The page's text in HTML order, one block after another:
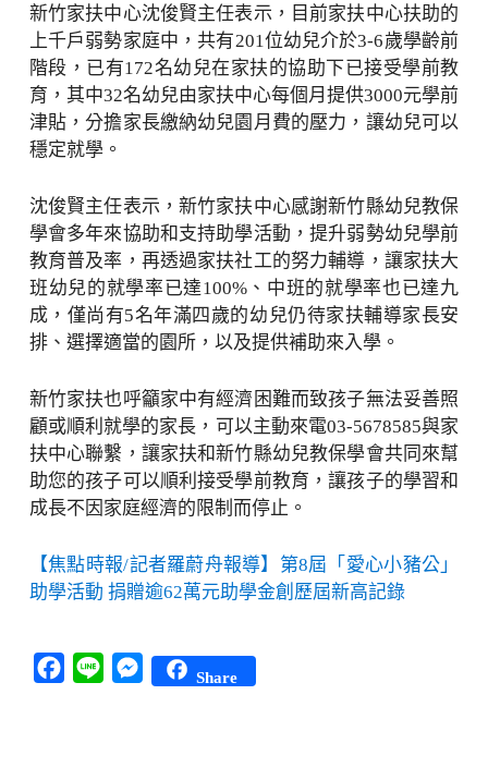
新竹家扶中心沈俊賢主任表示，目前家扶中心扶助的
上千戶弱勢家庭中，共有201位幼兒介於3-6歲學齡前
階段，已有172名幼兒在家扶的協助下已接受學前教
育，其中32名幼兒由家扶中心每個月提供3000元學前
津貼，分擔家長繳納幼兒園月費的壓力，讓幼兒可以
穩定就學。
沈俊賢主任表示，新竹家扶中心感謝新竹縣幼兒教保
學會多年來協助和支持助學活動，提升弱勢幼兒學前
教育普及率，再透過家扶社工的努力輔導，讓家扶大
班幼兒的就學率已達100%、中班的就學率也已達九
成，僅尚有5名年滿四歲的幼兒仍待家扶輔導家長安
排、選擇適當的園所，以及提供補助來入學。
新竹家扶也呼籲家中有經濟困難而致孩子無法妥善照
顧或順利就學的家長，可以主動來電03-5678585與家
扶中心聯繫，讓家扶和新竹縣幼兒教保學會共同來幫
助您的孩子可以順利接受學前教育，讓孩子的學習和
成長不因家庭經濟的限制而停止。
【焦點時報/記者羅蔚舟報導】第8屆「愛心小豬公」
助學活動 捐贈逾62萬元助學金創歷屆新高記錄
Facebook
Line Messenger
Share